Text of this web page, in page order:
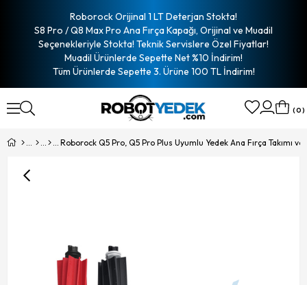
Roborock Orijinal 1 LT Deterjan Stokta!
S8 Pro / Q8 Max Pro Ana Fırça Kapağı, Orijinal ve Muadil
Seçenekleriyle Stokta! Teknik Servislere Özel Fiyatlar!
Muadil Ürünlerde Sepette Net %10 İndirim!
Tüm Ürünlerde Sepette 3. Ürüne 100 TL İndirim!
0